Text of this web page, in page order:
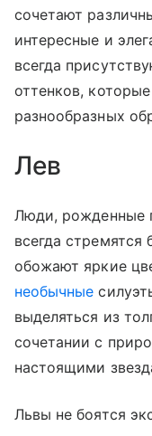
сочетают
интересные и
всегда
оттенков,
разнообразных
Лев
Люди, рожденные
всегда
обожают яркие
необычные
выделяться из
сочетании с
настоящими
Львы не боятся